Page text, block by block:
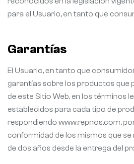
para el Usuario, en tanto que
Garantías
El Usuario, en tanto que
garantías sobre los productos que
de este Sitio Web, en los términos
establecidos para cada tipo de
respondiendo www.repnos.com,
conformidad de los mismos que se
de dos años desde la entrega del